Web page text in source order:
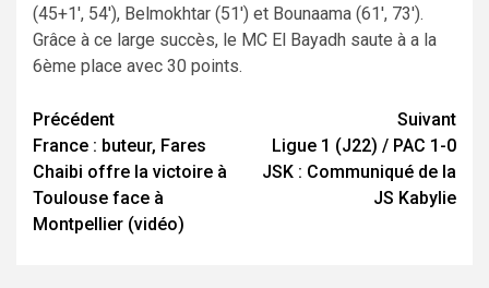
(45+1′, 54′), Belmokhtar (51′) et Bounaama (61′, 73′).
Grâce à ce large succès, le MC El Bayadh saute à a la
6ème place avec 30 points.
Navigation
d’article
Précédent
France : buteur, Fares
Chaibi offre la victoire à
Toulouse face à
Montpellier (vidéo)
Suivant
Ligue 1 (J22) / PAC 1-0
JSK : Communiqué de la
JS Kabylie